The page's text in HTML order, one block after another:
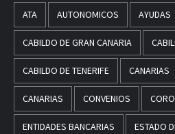
ATA AUTONOMICOS AYUDAS
CABILDO DE GRAN CANARIA
CABILDO DE TENERIFE CANARIAS
CANARIAS CONVENIOS
ENTIDADES BANCARIAS ESTADO